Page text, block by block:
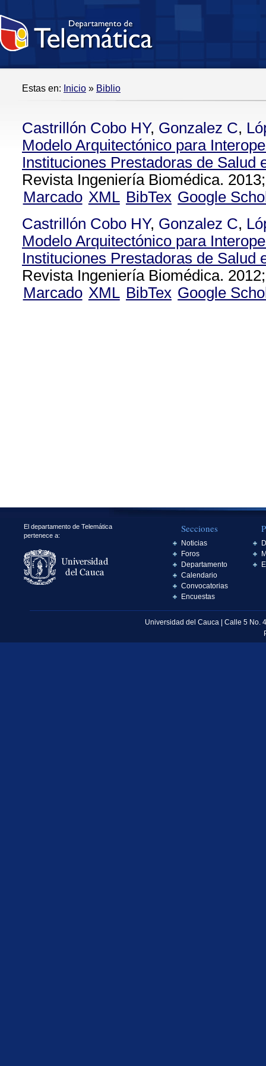
Estas en: Inicio » Biblio
Castrillón Cobo HY, Gonzalez C,
Modelo Arquitectónico para
Instituciones Prestadoras de Salud
Revista Ingeniería Biomédica.
Marcado XML BibTex Google
Castrillón Cobo HY, Gonzalez C,
Modelo Arquitectónico para
Instituciones Prestadoras de Salud
Revista Ingeniería Biomédica.
Marcado XML BibTex Google
El departamento de Telemática
pertenece a:
Secciones
Noticias
Foros
Departamento
Calendario
Convocatorias
Encuestas
Universidad del Cauca | Calle 5 No.